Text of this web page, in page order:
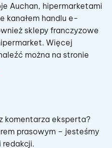
Auchan, hipermarketami
kanałem handlu e-
sklepy franczyzowe
Więcej
można na stronie
komentarza eksperta?
prasowym – jesteśmy
redakcji.